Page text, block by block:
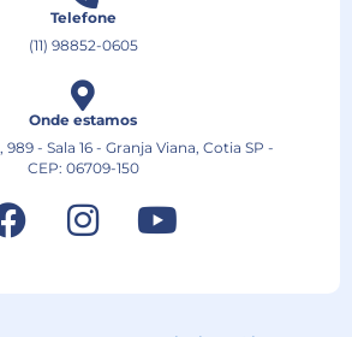
Telefone
(11) 98852-0605
Onde estamos
- Sala 16 - Granja Viana, Cotia SP -
CEP: 06709-150